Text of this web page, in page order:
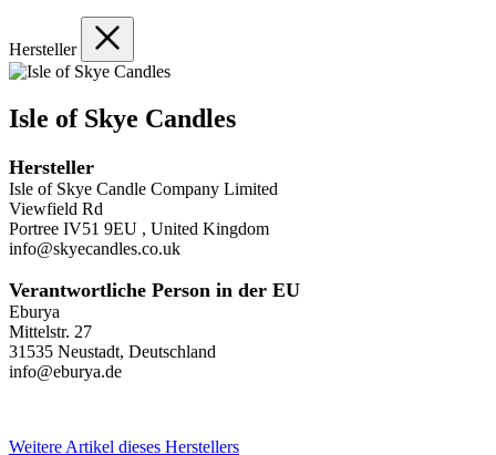
Hersteller
Isle of Skye Candles
Hersteller
Isle of Skye Candle Company Limited
Viewfield Rd
Portree IV51 9EU , United Kingdom
info@skyecandles.co.uk
Verantwortliche Person in der EU
Eburya
Mittelstr. 27
31535 Neustadt, Deutschland
info@eburya.de
Weitere Artikel dieses Herstellers